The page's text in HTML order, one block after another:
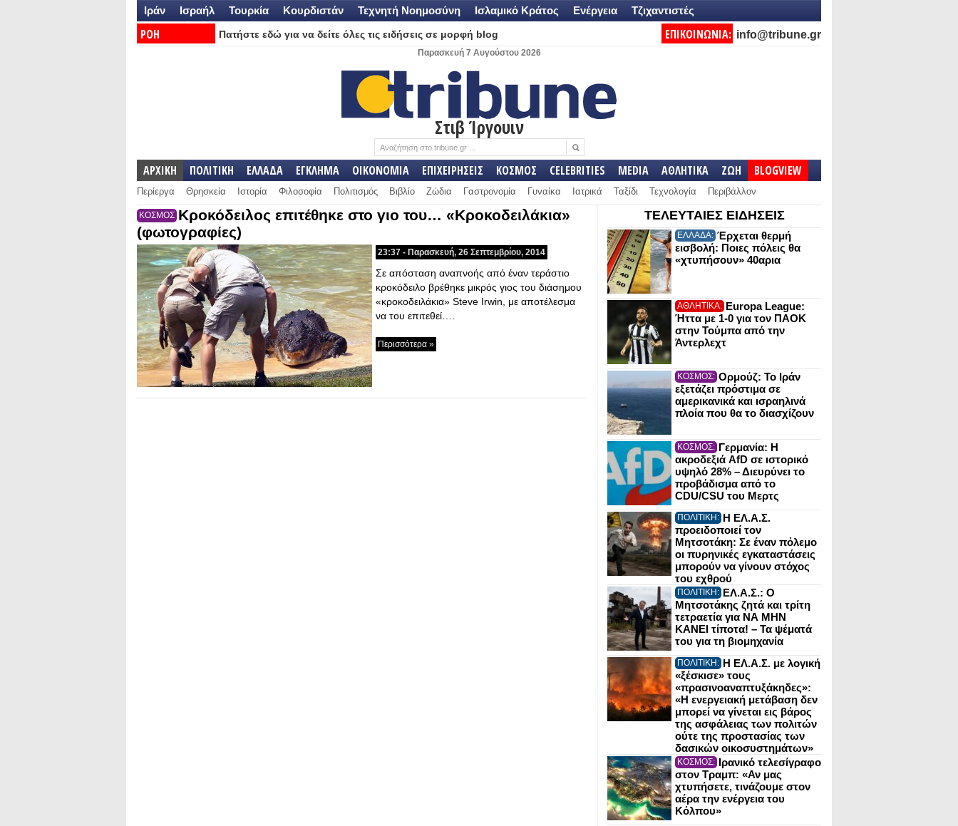
Ιράν Ισραήλ Τουρκία Κουρδιστάν Τεχνητή Νοημοσύνη Ισλαμικό Κράτος Ενέργεια Τζιχαντιστές
ΡΟΗ
Πατήστε εδώ για να δείτε όλες τις ειδήσεις σε μορφή blog ΕΠΙΚΟΙΝΩΝΙΑ: info@tribune.gr
Παρασκευή 7 Αυγούστου 2026
Στιβ Ίργουιν
ΑΡΧΙΚΗ ΠΟΛΙΤΙΚΗ ΕΛΛΑΔΑ ΕΓΚΛΗΜΑ ΟΙΚΟΝΟΜΙΑ ΕΠΙΧΕΙΡΗΣΕΙΣ ΚΟΣΜΟΣ CELEBRITIES MEDIA ΑΘΛΗΤΙΚΑ ΖΩΗ BLOGVIEW
Περίεργα Θρησκεία Ιστορία Φιλοσοφία Πολιτισμός Βιβλίο Ζώδια Γαστρονομία Γυναίκα Ιατρικά Ταξίδι Τεχνολογία Περιβάλλον
ΚΟΣΜΟΣ Κροκόδειλος επιτέθηκε στο γιο του… «Κροκοδειλάκια»
(φωτογραφίες)
23:37 - Παρασκευή, 26 Σεπτεμβρίου, 2014
Σε απόσταση αναπνοής από έναν τεράστιο
κροκόδειλο βρέθηκε μικρός γιος του διάσημου
«κροκοδειλάκια» Steve Irwin, με αποτέλεσμα
να του επιτεθεί….
Περισσότερα »
ΤΕΛΕΥΤΑΙΕΣ ΕΙΔΗΣΕΙΣ
ΕΛΛΑΔΑ: Έρχεται θερμή
εισβολή: Ποιες πόλεις θα
«χτυπήσουν» 40αρια
ΑΘΛΗΤΙΚΑ: Europa League:
Ήττα με 1-0 για τον ΠΑΟΚ
στην Τούμπα από την
Άντερλεχτ
ΚΟΣΜΟΣ: Ορμούζ: Το Ιράν
εξετάζει πρόστιμα σε
αμερικανικά και ισραηλινά
πλοία που θα το διασχίζουν
ΚΟΣΜΟΣ: Γερμανία: Η
ακροδεξιά AfD σε ιστορικό
υψηλό 28% – Διευρύνει το
προβάδισμα από το
CDU/CSU του Μερτς
ΠΟΛΙΤΙΚΗ: Η ΕΛ.Α.Σ.
προειδοποιεί τον
Μητσοτάκη: Σε έναν πόλεμο
οι πυρηνικές εγκαταστάσεις
μπορούν να γίνουν στόχος
του εχθρού
ΠΟΛΙΤΙΚΗ: ΕΛ.Α.Σ.: Ο
Μητσοτάκης ζητά και τρίτη
τετραετία για ΝΑ ΜΗΝ
ΚΑΝΕΙ τίποτα! – Τα ψέματά
του για τη βιομηχανία
ΠΟΛΙΤΙΚΗ: Η ΕΛ.Α.Σ. με λογική
«ξέσκισε» τους
«πρασινοαναπτυξάκηδες»:
«Η ενεργειακή μετάβαση δεν
μπορεί να γίνεται εις βάρος
της ασφάλειας των πολιτών
ούτε της προστασίας των
δασικών οικοσυστημάτων»
ΚΟΣΜΟΣ: Ιρανικό τελεσίγραφο
στον Τραμπ: «Αν μας
χτυπήσετε, τινάζουμε στον
αέρα την ενέργεια του
Κόλπου»